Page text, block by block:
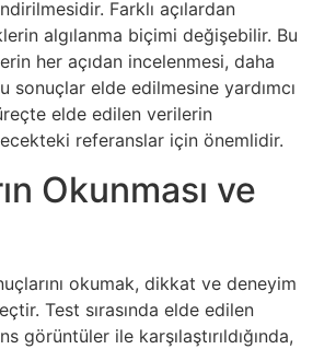
Farklı açılardan
algılanma biçimi değişebilir. Bu
her açıdan incelenmesi, daha
sonuçlar elde edilmesine yardımcı
elde edilen verilerin
referanslar için önemlidir.
Okunması ve
okumak, dikkat ve deneyim
Test sırasında elde edilen
görüntüler ile karşılaştırıldığında,